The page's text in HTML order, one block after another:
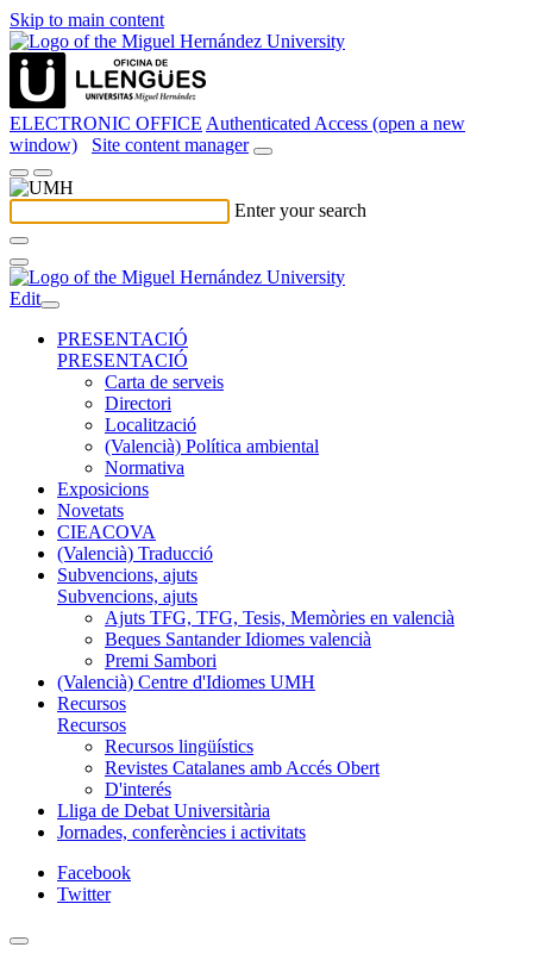
Skip to main content
ELECTRONIC OFFICE Authenticated Access (open a new
window)
Site content manager
Enter your search
Edit
PRESENTACIÓ
PRESENTACIÓ
Carta de serveis
Directori
Localització
(Valencià) Política ambiental
Normativa
Exposicions
Novetats
CIEACOVA
(Valencià) Traducció
Subvencions, ajuts
Subvencions, ajuts
Ajuts TFG, TFG, Tesis, Memòries en valencià
Beques Santander Idiomes valencià
Premi Sambori
(Valencià) Centre d'Idiomes UMH
Recursos
Recursos
Recursos lingüístics
Revistes Catalanes amb Accés Obert
D'interés
Lliga de Debat Universitària
Jornades, conferències i activitats
Facebook
Twitter